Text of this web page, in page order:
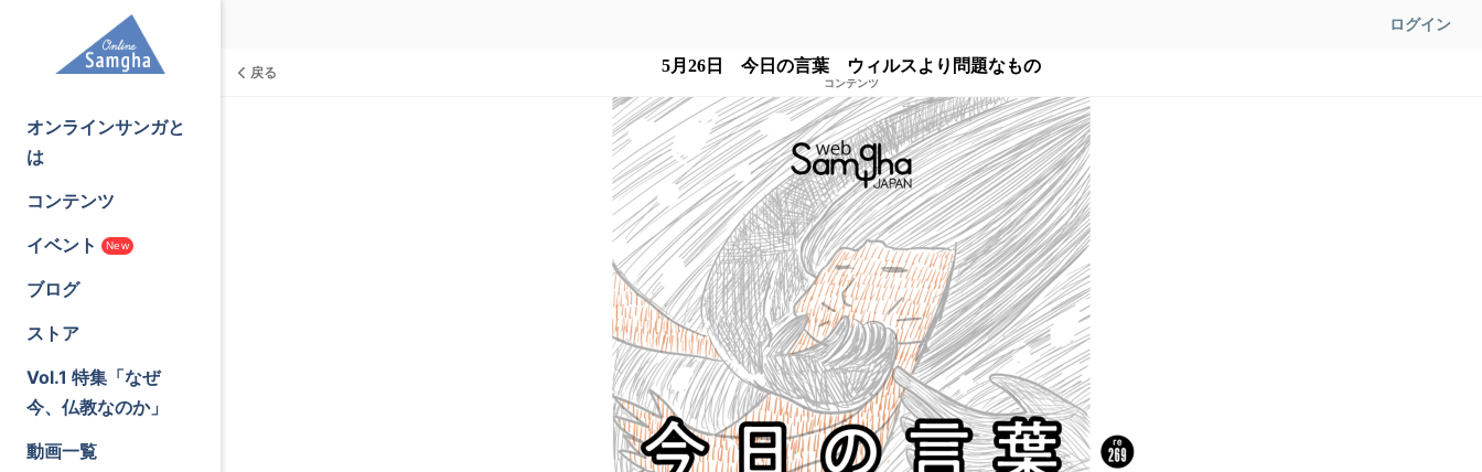
ログイン
オンラインサンガと
は
コンテンツ
イベント
New
ブログ
ストア
Vol.1 特集「なぜ
今、仏教なのか」
動画一覧
戻る 5月26日 今日の言葉 ウィルスより問題なもの
コンテンツ